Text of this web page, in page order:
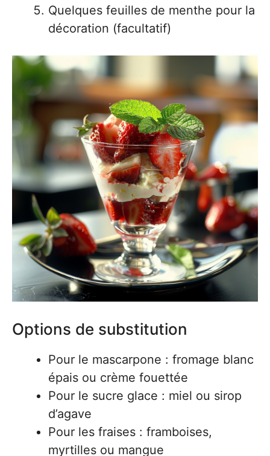
Quelques feuilles de menthe pour la
décoration (facultatif)
Options de substitution
Pour le mascarpone : fromage blanc
épais ou crème fouettée
Pour le sucre glace : miel ou sirop
d’agave
Pour les fraises : framboises,
myrtilles ou mangue